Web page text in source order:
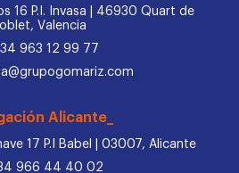
16 P.I. Invasa | 46930 Quart de
Valencia
963 12 99 77
Alicante_
17 P.I Babel | 03007, Alicante
966 44 40 02